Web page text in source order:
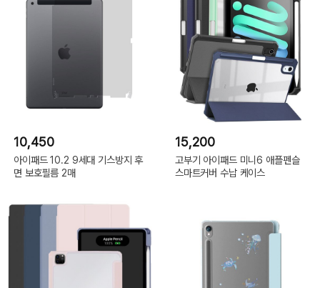
10,450
아이패드 10.2 9세대 기스방지 후
면 보호필름 2매
15,200
고부기 아이패드 미니6 애플펜슬
스마트커버 수납 케이스